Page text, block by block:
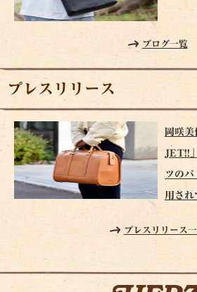
ブログ一覧
プレスリリース
岡咲
JET!!
ツの
用され
プレスリリース